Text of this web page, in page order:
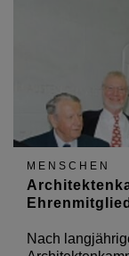
MENSCHEN
Nach